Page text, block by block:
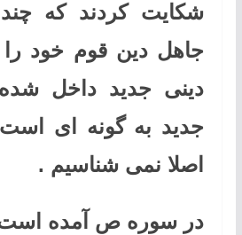
شکایت کردند که
جاهل دین قوم خود را
دینی جدید داخل
جدید به گونه ای است
اصلا نمی شناسیم .
در سوره ص آمده